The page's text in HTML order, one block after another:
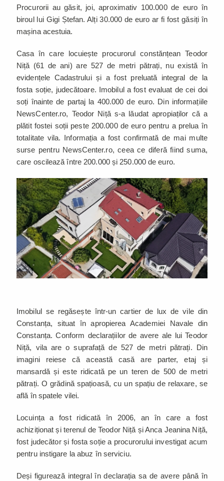
Procurorii au găsit, joi, aproximativ 100.000 de euro în
biroul lui Gigi Ștefan. Alți 30.000 de euro ar fi fost găsiți în
mașina acestuia.
Casa în care locuiește procurorul constănțean Teodor
Niță (61 de ani) are 527 de metri pătrați, nu există în
evidențele Cadastrului și a fost preluată integral de la
fosta soție, judecătoare. Imobilul a fost evaluat de cei doi
soți înainte de partaj la 400.000 de euro. Din informațiile
NewsCenter.ro, Teodor Niță s-a lăudat apropiaților că a
plătit fostei soții peste 200.000 de euro pentru a prelua în
totalitate vila. Informația a fost confirmată de mai multe
surse pentru NewsCenter.ro, ceea ce diferă fiind suma,
care oscilează între 200.000 și 250.000 de euro.
Imobilul se regăsește într-un cartier de lux de vile din
Constanța, situat în apropierea Academiei Navale din
Constanța. Conform declarațiilor de avere ale lui Teodor
Niță, vila are o suprafață de 527 de metri pătrați. Din
imagini reiese că această casă are parter, etaj și
mansardă și este ridicată pe un teren de 500 de metri
pătrați. O grădină spațioasă, cu un spațiu de relaxare, se
află în spatele vilei.
Locuința a fost ridicată în 2006, an în care a fost
achiziționat și terenul de Teodor Niță și Anca Jeanina Niță,
fost judecător și fosta soție a procurorului investigat acum
pentru instigare la abuz în serviciu.
Deși figurează integral în declarația sa de avere până în